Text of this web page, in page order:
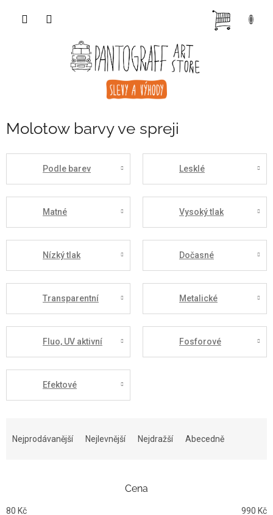
Molotow barvy ve spreji
Podle barev Lesklé
Matné Vysoký tlak
Nízký tlak Dočasné
Transparentní Metalické
Fluo, UV aktivní Fosforové
Efektové
p
Nejprodávanější Nejlevnější Nejdražší Abecedně
Cena
80 Kč 990 Kč